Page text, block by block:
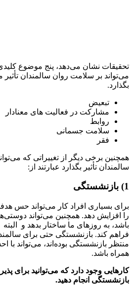
تحقیقات نشان می‌دهد، پنج موضوع
می‌تواند بر سلامت روان سالمندان تأثیر
بگذارد.
تبعیض
مشارکت در فعالیت های معنادار
روابط
سلامت جسمانی
فقر
همچنین برخی دیگر از تغییراتی که
سالمندان تأثیر بگذارد عبارتند از:
1) بازنشستگی
برای بسیاری افراد کار می‌تواند حس
را افزایش دهد. همچنین می‌تواند
باشد، به روزهای ما ساختار بدهد و البته
فراهم کند. بازنشستگی حتی برای
منتظر بازنشستگی بوده‌اند، می‌تواند
همراه باشد.
کارهایی وجود دارد که می‌توانید برای
بازنشستگی انجام دهید.